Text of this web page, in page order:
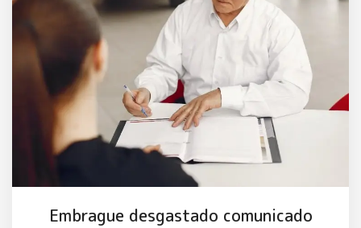
Embrague desgastado comunicado